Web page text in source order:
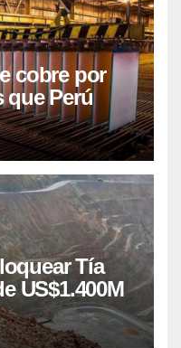
cobre por
que Perú
Tía
US$1.400M